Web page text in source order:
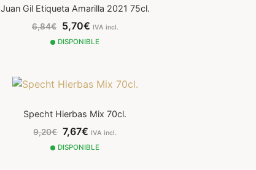
Juan Gil Etiqueta Amarilla 2021 75cl.
6,84€ 5,70€ IVA incl.
DISPONIBLE
Specht Hierbas Mix 70cl.
9,20€ 7,67€IVA incl.
DISPONIBLE